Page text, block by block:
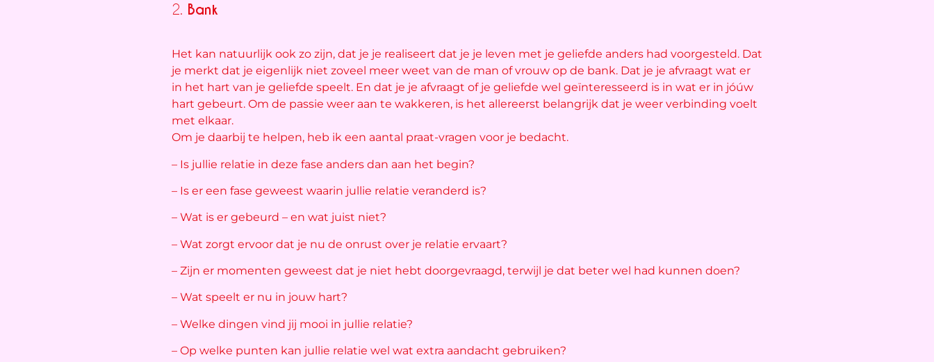
2. Bank
Het kan natuurlijk ook zo zijn, dat je je realiseert dat je je leven met je geliefde anders had voorgesteld. Dat
je merkt dat je eigenlijk niet zoveel meer weet van de man of vrouw op de bank. Dat je je afvraagt wat er
in het hart van je geliefde speelt. En dat je je afvraagt of je geliefde wel geïnteresseerd is in wat er in jóúw
hart gebeurt. Om de passie weer aan te wakkeren, is het allereerst belangrijk dat je weer verbinding voelt
met elkaar.
Om je daarbij te helpen, heb ik een aantal praat-vragen voor je bedacht.
– Is jullie relatie in deze fase anders dan aan het begin?
– Is er een fase geweest waarin jullie relatie veranderd is?
– Wat is er gebeurd – en wat juist niet?
– Wat zorgt ervoor dat je nu de onrust over je relatie ervaart?
– Zijn er momenten geweest dat je niet hebt doorgevraagd, terwijl je dat beter wel had kunnen doen?
– Wat speelt er nu in jouw hart?
– Welke dingen vind jij mooi in jullie relatie?
– Op welke punten kan jullie relatie wel wat extra aandacht gebruiken?